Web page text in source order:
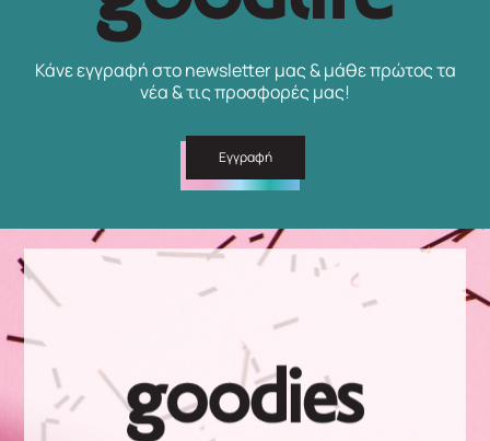
Κάνε εγγραφή στο newsletter μας & μάθε πρώτος τα
νέα & τις προσφορές μας!
Εγγραφή